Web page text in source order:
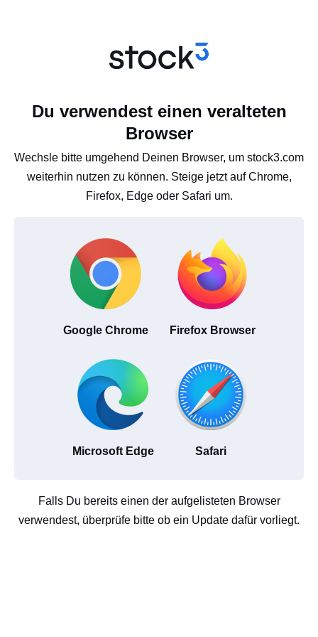
Du verwendest einen veralteten
Browser
Wechsle bitte umgehend Deinen Browser, um stock3.com
weiterhin nutzen zu können. Steige jetzt auf Chrome,
Firefox, Edge oder Safari um.
Google Chrome Firefox Browser
Microsoft Edge Safari
Falls Du bereits einen der aufgelisteten Browser
verwendest, überprüfe bitte ob ein Update dafür vorliegt.